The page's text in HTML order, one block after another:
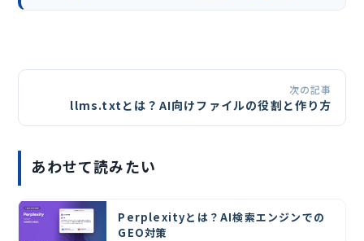
次の記事
llms.txtとは？AI向けファイルの役割と作り方
あわせて読みたい
Perplexityとは？AI検索エンジンでの
GEO対策